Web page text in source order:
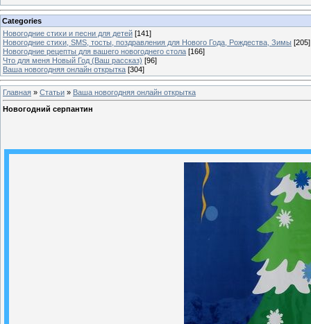
Categories
Новогодние стихи и песни для детей [141]
Новогодние стихи, SMS, тосты, поздравления для Нового Года, Рождества, Зимы [205]
Новогодние рецепты для вашего новогоднего стола [166]
Что для меня Новый Год (Ваш рассказ) [96]
Ваша новогодняя онлайн открытка [304]
Главная » Статьи » Ваша новогодняя онлайн открытка
Новогодний серпантин